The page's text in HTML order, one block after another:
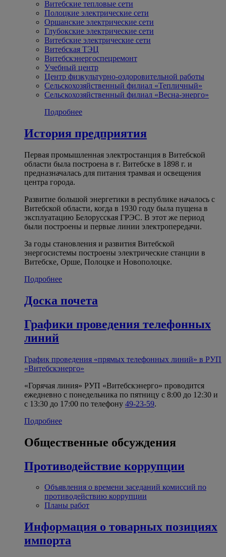
Витебские тепловые сети
Полоцкие электрические сети
Оршанские электрические сети
Глубокские электрические сети
Витебские электрические сети
Витебская ТЭЦ
Витебскэнергоспецремонт
Учебный центр
Центр физкультурно-оздоровительной работы
Сельскохозяйственный филиал «Тепличный»
Сельскохозяйственный филиал «Весна-энерго»
Подробнее
История предприятия
Первая промышленная электростанция в Витебской
области была построена в г. Витебске в 1898 г. и
предназначалась для питания трамвая и освещения
центра города.
Развитие большой энергетики в республике началось с
Витебской области, когда в 1930 году была пущена в
эксплуатацию Белорусская ГРЭС. В этот же период
были построены и первые линии электропередачи.
За годы становления и развития Витебской
энергосистемы построены электрические станции в
Витебске, Орше, Полоцке и Новополоцке.
Подробнее
Доска почета
Графики проведения телефонных
линий
График проведения «прямых телефонных линий» в РУП
«Витебскэнерго»
«Горячая линия» РУП «Витебскэнерго» проводится
ежедневно с понедельника по пятницу с 8:00 до 12:30 и
с 13:30 до 17:00 по телефону 49-23-59.
Подробнее
Общественные обсуждения
Противодействие коррупции
Объявления о времени заседаний комиссий по
противодействию коррупции
Планы работ
Информация о товарных позициях
импорта